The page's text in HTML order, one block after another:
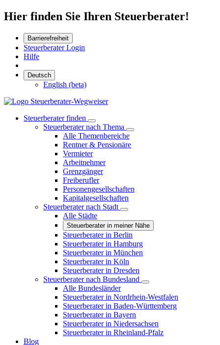
Hier finden Sie Ihren Steuerberater!
Barrierefreiheit
Steuerberater Login
Hilfe
Deutsch
English (beta)
Steuerberater finden
Steuerberater nach Thema
Alle Themenbereiche
Rentner & Pensionäre
Vermieter
Arbeitnehmer
Grenzgänger
Freiberufler
Personengesellschaften
Kapitalgesellschaften
Steuerberater nach Stadt
Alle Städte
Steuerberater in meiner Nähe
Steuerberater in Berlin
Steuerberater in Hamburg
Steuerberater in München
Steuerberater in Köln
Steuerberater in Dresden
Steuerberater nach Bundesland
Alle Bundesländer
Steuerberater in Nordrhein-Westfalen
Steuerberater in Baden-Württemberg
Steuerberater in Bayern
Steuerberater in Niedersachsen
Steuerberater in Rheinland-Pfalz
Blog